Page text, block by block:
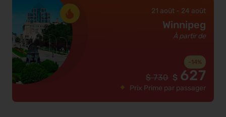
21 août - 24 août
Winnipeg
À partir de
-14%
$730 $ 627
Prix Prime par passager